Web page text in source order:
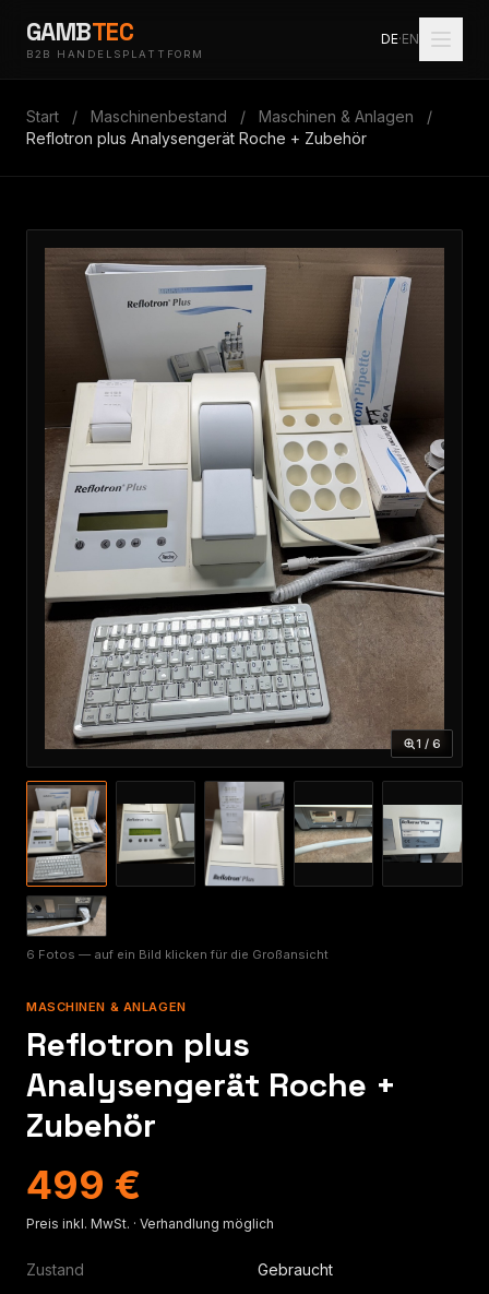
GAMBTEC
B2B HANDELSPLATTFORM
DE·EN
Start / Maschinenbestand / Maschinen & Anlagen
/
Reflotron plus Analysengerät Roche + Zubehör
1 / 6
6 Fotos — auf ein Bild klicken für die Großansicht
MASCHINEN & ANLAGEN
Reflotron plus
Analysengerät Roche +
Zubehör
499 €
Preis inkl. MwSt. · Verhandlung möglich
Zustand
Gebraucht